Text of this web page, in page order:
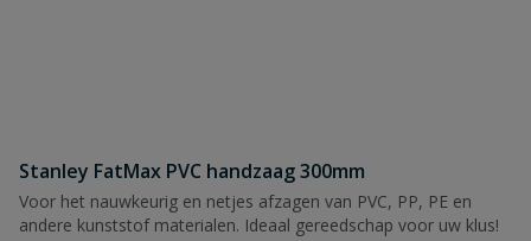
Stanley FatMax PVC handzaag 300mm
Voor het nauwkeurig en netjes afzagen van PVC, PP, PE en
andere kunststof materialen. Ideaal gereedschap voor uw klus!